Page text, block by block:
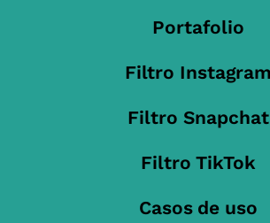
Portafolio
Filtro Instagram
Filtro Snapchat
Filtro TikTok
Casos de uso